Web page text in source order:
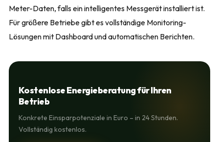
Meter-Daten, falls ein intelligentes Messgerät installiert ist.
Für größere Betriebe gibt es vollständige Monitoring-
Lösungen mit Dashboard und automatischen Berichten.
Kostenlose Energieberatung für Ihren
Betrieb
Konkrete Einsparpotenziale in Euro – in 24 Stunden.
Vollständig kostenlos.